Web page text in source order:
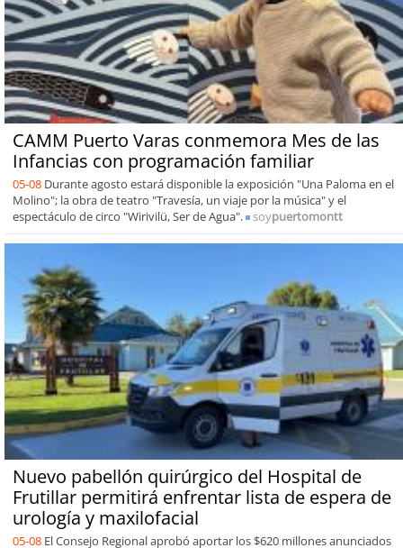
CAMM Puerto Varas conmemora Mes de las
Infancias con programación familiar
05-08 Durante agosto estará disponible la exposición "Una Paloma en el
Molino"; la obra de teatro "Travesía, un viaje por la música" y el
espectáculo de circo "Wirivilü, Ser de Agua".
soypuertomontt
Nuevo pabellón quirúrgico del Hospital de
Frutillar permitirá enfrentar lista de espera de
urología y maxilofacial
05-08 El Consejo Regional aprobó aportar los $620 millones anunciados